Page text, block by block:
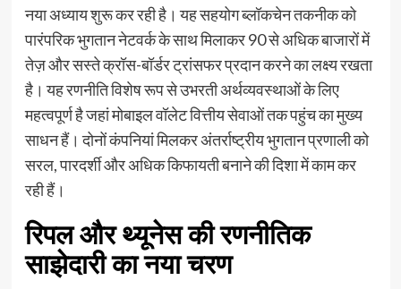
नया अध्याय शुरू कर रही है। यह सहयोग ब्लॉकचेन तकनीक को
पारंपरिक भुगतान नेटवर्क के साथ मिलाकर 90 से अधिक बाजारों में
तेज़ और सस्ते क्रॉस-बॉर्डर ट्रांसफर प्रदान करने का लक्ष्य रखता
है। यह रणनीति विशेष रूप से उभरती अर्थव्यवस्थाओं के लिए
महत्वपूर्ण है जहां मोबाइल वॉलेट वित्तीय सेवाओं तक पहुंच का मुख्य
साधन हैं। दोनों कंपनियां मिलकर अंतर्राष्ट्रीय भुगतान प्रणाली को
सरल, पारदर्शी और अधिक किफायती बनाने की दिशा में काम कर
रही हैं।
रिपल और थ्यूनेस की रणनीतिक
साझेदारी का नया चरण